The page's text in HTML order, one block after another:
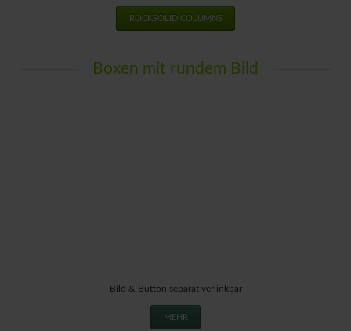
ROCKSOLID COLUMNS
Boxen mit rundem Bild
Bild & Button separat verlinkbar
MEHR